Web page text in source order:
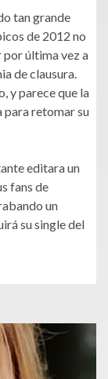
tan grande
de 2012 no
por última vez a
de clausura.
y parece que la
para retomar su
editara un
fans de
un
su single del